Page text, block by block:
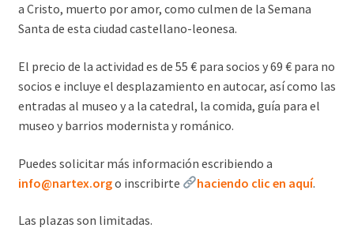
a Cristo, muerto por amor, como culmen de la Semana
Santa de esta ciudad castellano-leonesa.
El precio de la actividad es de 55 € para socios y 69 € para no
socios e incluye el desplazamiento en autocar, así como las
entradas al museo y a la catedral, la comida, guía para el
museo y barrios modernista y románico.
Puedes solicitar más información escribiendo a
info@nartex.orgo inscribirte haciendo clic en aquí.
Las plazas son limitadas.